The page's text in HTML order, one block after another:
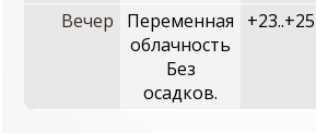
Вечер
Переменная
облачность
Без
осадков.
+23..+25